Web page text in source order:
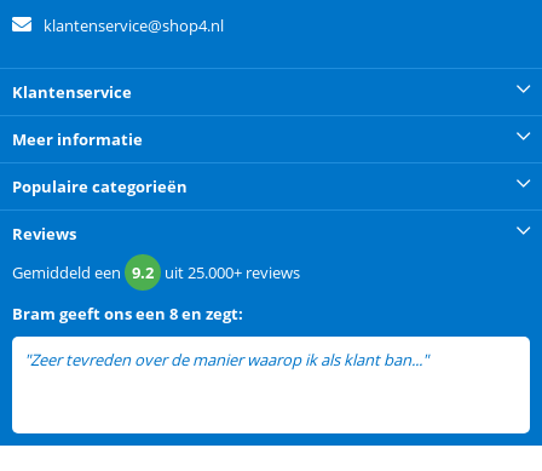
klantenservice@shop4.nl
Klantenservice
Meer informatie
Populaire categorieën
Reviews
Gemiddeld een 9.2 uit25.000+ reviews
Bram geeft ons een 8 en zegt:
"Zeer tevreden over de manier waarop ik als klant ban..."